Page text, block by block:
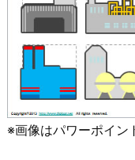
※画像はパワーポイン